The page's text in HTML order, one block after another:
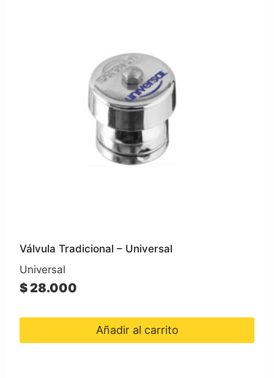
Válvula Tradicional – Universal
Universal
$28.000
Añadir al carrito